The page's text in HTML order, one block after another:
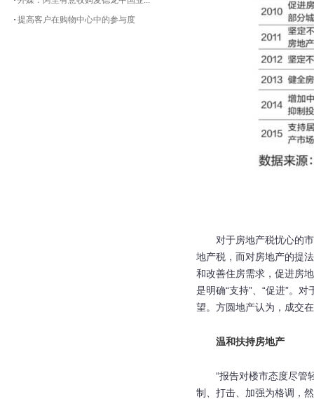
提高客户在购物中心中的参与度
对于房地产税忧心的
地产税，而对房地产的提
和改善住房需求，促进房
是明确“支持”、“促进”。
望。方圆地产认为，成交
温和扶持房地产
“报告对楼市态度尽管
制、打击、加强为格调，